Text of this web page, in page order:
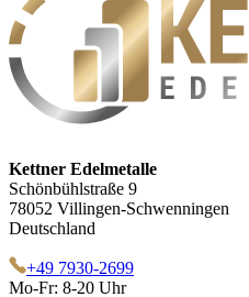
Kettner Edelmetalle
Schönbühlstraße 9
78052 Villingen-Schwenningen
Deutschland
+49 7930-2699
Mo-Fr: 8-20 Uhr